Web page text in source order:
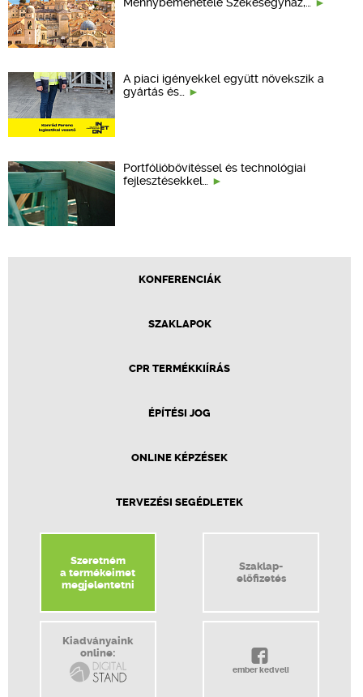
A piaci igényekkel együtt növekszik a
gyártás és…
Portfólióbővítéssel és technológiai
fejlesztésekkel…
KONFERENCIÁK
SZAKLAPOK
CPR TERMÉKKIÍRÁS
ÉPÍTÉSI JOG
ONLINE KÉPZÉSEK
TERVEZÉSI SEGÉDLETEK
Szeretném
a termékeimet
megjelentetni
Szaklap-
előfizetés
Kiadványaink
online:
ember kedveli